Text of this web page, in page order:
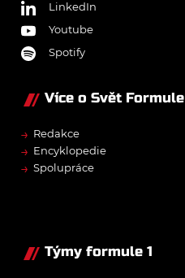
LinkedIn
Youtube
Spotify
Více o Svět Formule
→ Redakce
→ Encyklopedie
→ Spolupráce
Týmy formule 1